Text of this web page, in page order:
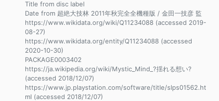
Title from disc label
Date from 超絶大技林 2011年秋完全全機種版 / 金田一技彦 監
https://www.wikidata.org/wiki/Q11234088 (accessed 2019-
08-27)
https://www.wikidata.org/entity/Q11234088 (accessed
2020-10-30)
PACKAGE0003402
https://ja.wikipedia.org/wiki/Mystic_Mind_?揺れる想い?
(accessed 2018/12/07)
https://www.jp.playstation.com/software/title/slps01562.ht
ml (accessed 2018/12/07)